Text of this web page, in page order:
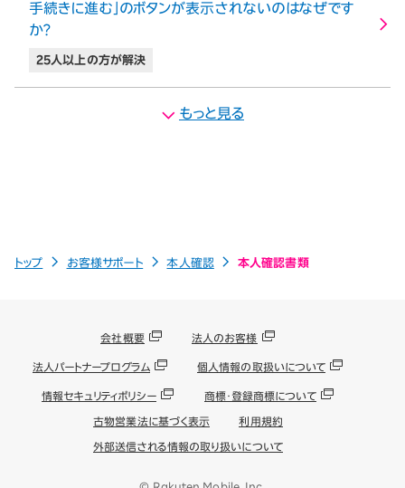
手続きに進む」のボタンが表示されないのはなぜです
か？
25人以上の方が解決
もっと見る
トップ お客様サポート 本人確認 本人確認書類
会社概要 法人のお客様
法人パートナープログラム 個人情報の取扱いについて
情報セキュリティポリシー 商標・登録商標について
古物営業法に基づく表示 利用規約
外部送信される情報の取り扱いについて
© Rakuten Mobile, Inc.